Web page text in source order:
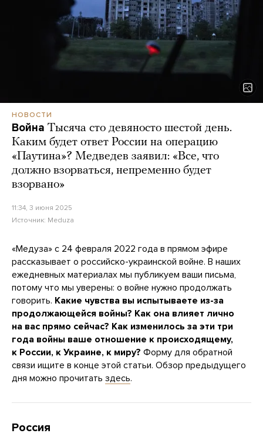
НОВОСТИ
Война Тысяча сто девяносто шестой день.
Каким будет ответ России на операцию
«Паутина»? Медведев заявил: «Все, что
должно взорваться, непременно будет
взорвано»
11:34, 3 июня 2025
Источник: Meduza
«Медуза» с 24 февраля 2022 года в прямом эфире
рассказывает о российско-украинской войне. В наших
ежедневных материалах мы публикуем ваши письма,
потому что мы уверены: о войне нужно продолжать
говорить. Какие чувства вы испытываете из-за
продолжающейся войны? Как она влияет лично
на вас прямо сейчас? Как изменилось за эти три
года войны ваше отношение к происходящему,
к России, к Украине, к миру? Форму для обратной
связи ищите в конце этой статьи. Обзор предыдущего
дня можно прочитать здесь.
Россия